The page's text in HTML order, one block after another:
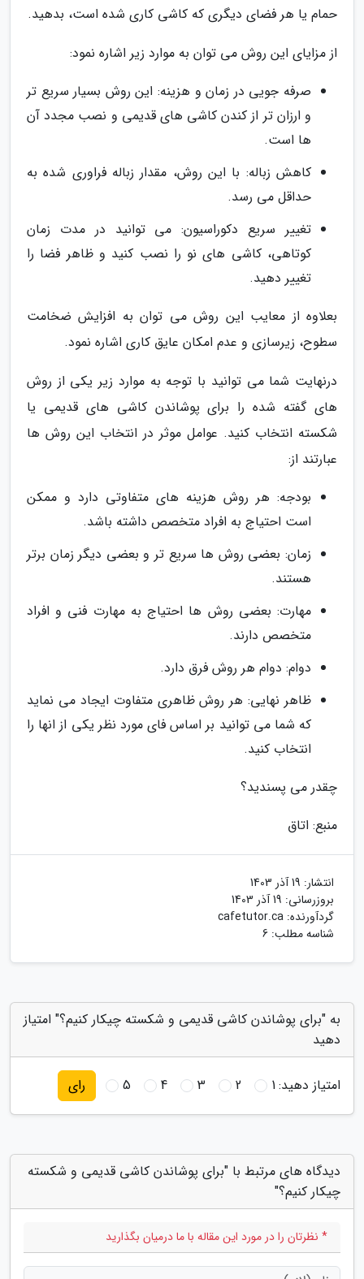
حمام یا هر فضای دیگری که کاشی کاری شده است، بدهید.
از مزایای این روش می توان به موارد زیر اشاره نمود:
صرفه جویی در زمان و هزینه: این روش بسیار سریع تر
و ارزان تر از کندن کاشی های قدیمی و نصب مجدد آن
ها است.
کاهش زباله: با این روش، مقدار زباله فراوری شده به
حداقل می رسد.
تغییر سریع دکوراسیون: می توانید در مدت زمان
کوتاهی، کاشی های نو را نصب کنید و ظاهر فضا را
تغییر دهید.
بعلاوه از معایب این روش می توان به افزایش ضخامت
سطوح، زیرسازی و عدم امکان عایق کاری اشاره نمود.
درنهایت شما می توانید با توجه به موارد زیر یکی از روش
های گفته شده را برای پوشاندن کاشی های قدیمی یا
شکسته انتخاب کنید. عوامل موثر در انتخاب این روش ها
عبارتند از:
بودجه: هر روش هزینه های متفاوتی دارد و ممکن
است احتیاج به افراد متخصص داشته باشد.
زمان: بعضی روش ها سریع تر و بعضی دیگر زمان برتر
هستند.
مهارت: بعضی روش ها احتیاج به مهارت فنی و افراد
متخصص دارند.
دوام: دوام هر روش فرق دارد.
ظاهر نهایی: هر روش ظاهری متفاوت ایجاد می نماید
که شما می توانید بر اساس فای مورد نظر یکی از انها را
انتخاب کنید.
چقدر می پسندید؟
منبع: اتاق
انتشار: 19 آذر 1403
بروزرسانی: 19 آذر 1403
گردآورنده: cafetutor.ca
شناسه مطلب: 6
به "برای پوشاندن کاشی قدیمی و شکسته چیکار کنیم؟" امتیاز
دهید
امتیاز دهید:1
2
3
4
5 رای
دیدگاه های مرتبط با "برای پوشاندن کاشی قدیمی و شکسته
چیکار کنیم؟"
* نظرتان را در مورد این مقاله با ما درمیان بگذارید